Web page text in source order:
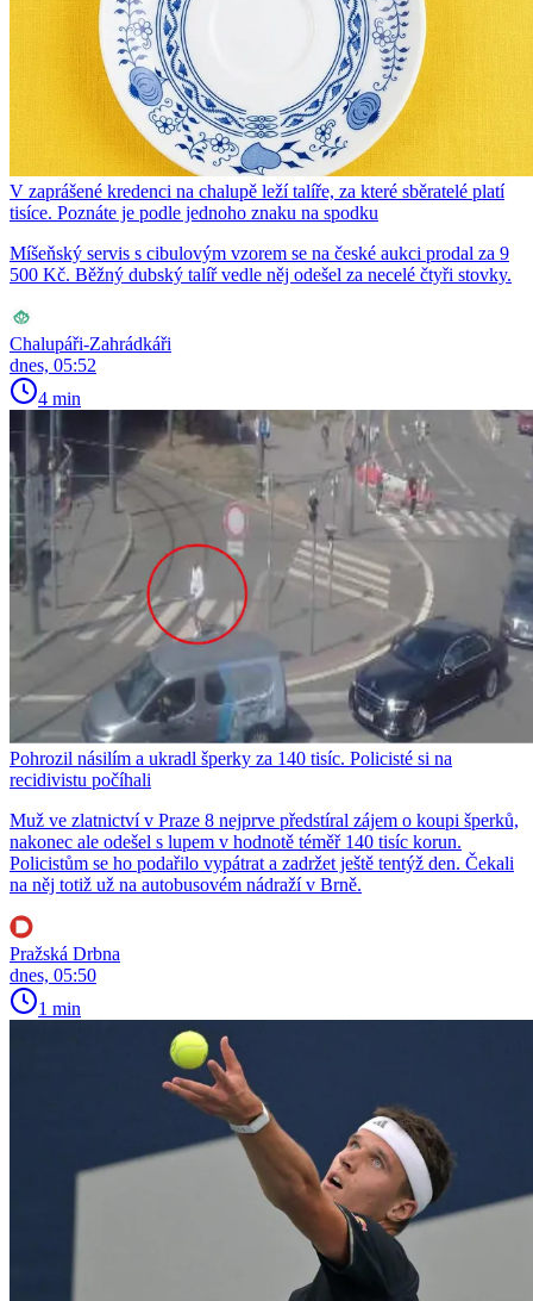
V zaprášené kredenci na chalupě leží talíře, za které sběratelé platí
tisíce. Poznáte je podle jednoho znaku na spodku
Míšeňský servis s cibulovým vzorem se na české aukci prodal za 9
500 Kč. Běžný dubský talíř vedle něj odešel za necelé čtyři stovky.
Chalupáři-Zahrádkáři
dnes, 05:52
4 min
Pohrozil násilím a ukradl šperky za 140 tisíc. Policisté si na
recidivistu počíhali
Muž ve zlatnictví v Praze 8 nejprve předstíral zájem o koupi šperků,
nakonec ale odešel s lupem v hodnotě téměř 140 tisíc korun.
Policistům se ho podařilo vypátrat a zadržet ještě tentýž den. Čekali
na něj totiž už na autobusovém nádraží v Brně.
Pražská Drbna
dnes, 05:50
1 min